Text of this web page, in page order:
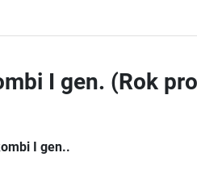
I gen. (Rok
I gen..